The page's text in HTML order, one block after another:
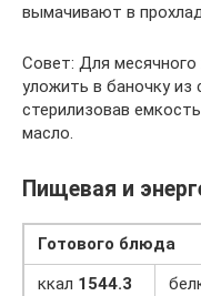
вымачивают в
Совет: Для месячного
уложить в баночку из
стерилизовав
масло.
Пищевая и
Готового блюда
ккал 1544.3